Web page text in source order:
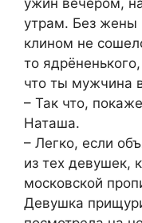
ужин вечером,
утрам. Без жены
клином не
то
что ты мужчина
– Так что,
Наташа.
– Легко, если
из тех девушек,
московской
Девушка